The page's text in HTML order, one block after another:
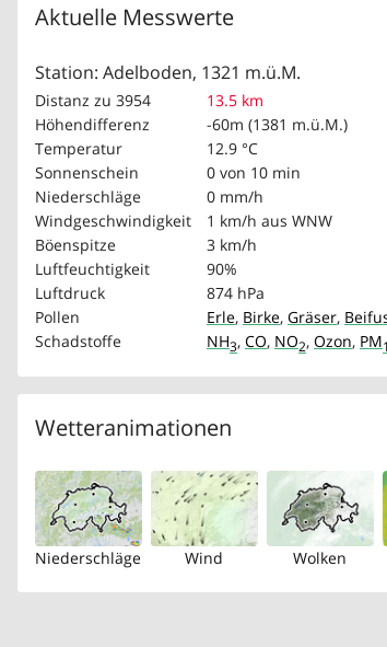
Aktuelle Messwerte
Station: Adelboden, 1321 m.ü.M.
Distanz zu 3954
13.5 km
Höhendifferenz
-60m (1381 m.ü.M.)
Temperatur
12.9 °C
Sonnenschein
0 von 10 min
Niederschläge
0 mm/h
Windgeschwindigkeit
1 km/h aus WNW
Böenspitze
3 km/h
Luftfeuchtigkeit
90%
Luftdruck
874 hPa
Pollen
Erle, Birke, Gräser,
Schadstoffe
NH3, CO, NO2, Ozon, PM
Wetteranimationen
Niederschläge Wind Wolken